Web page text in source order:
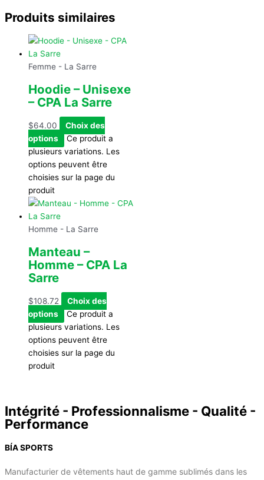
Produits similaires
Femme - La Sarre
Hoodie – Unisexe
– CPA La Sarre
$64.00
Choix des
options
Ce produit a
plusieurs variations. Les
options peuvent être
choisies sur la page du
produit
Homme - La Sarre
Manteau –
Homme – CPA La
Sarre
$108.72
Choix des
options
Ce produit a
plusieurs variations. Les
options peuvent être
choisies sur la page du
produit
Intégrité - Professionnalisme - Qualité -
Performance
BÍA SPORTS
Manufacturier de vêtements haut de gamme sublimés dans les